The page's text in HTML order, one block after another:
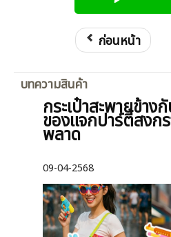
ก่อนหน้า
บทความสินค้า
กระเป๋าสะพายข้าง
ของแจกปาร์ตี้สงก
พลาด
09-04-2568